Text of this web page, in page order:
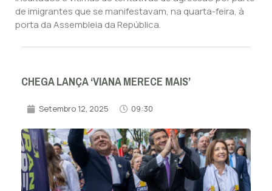
de imigrantes que se manifestavam, na quarta-feira, à
porta da Assembleia da República.
CHEGA LANÇA ‘VIANA MERECE MAIS’
Setembro 12, 2025 09:30